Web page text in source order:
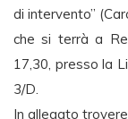
di intervento”
che si terrà a
17,30, presso la
3/D.
In allegato